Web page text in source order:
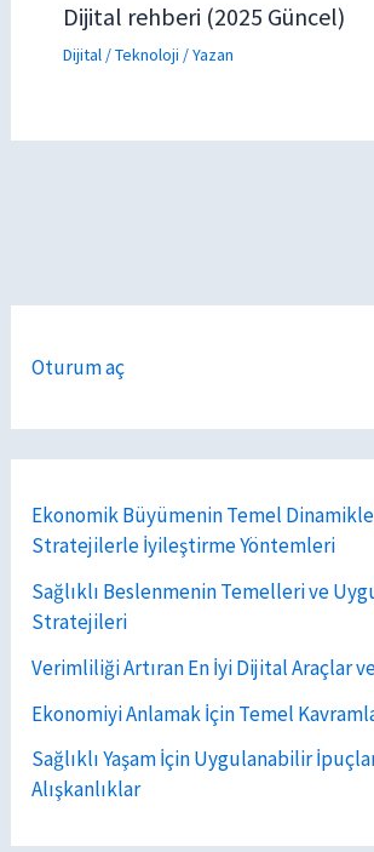
Dijital rehberi (2025 Güncel)
Dijital / Teknoloji / Yazan
Oturum aç
Ekonomik Büyümenin Temel
Stratejilerle İyileştirme Yöntemleri
Sağlıklı Beslenmenin Temelleri ve
Stratejileri
Verimliliği Artıran En İyi Dijital Araçlar
Ekonomiyi Anlamak İçin Temel
Sağlıklı Yaşam İçin Uygulanabilir
Alışkanlıklar